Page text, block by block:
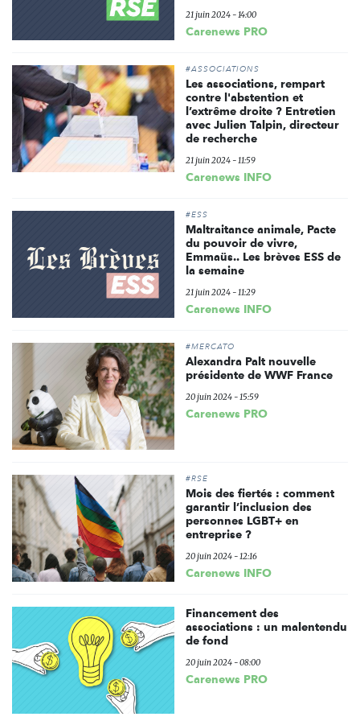
21 juin 2024 - 14:00
Carenews PRO
#ASSOCIATIONS
Les associations, rempart
contre l'abstention et
l’extrême droite ? Entretien
avec Julien Talpin, directeur
de recherche
21 juin 2024 - 11:59
Carenews INFO
#ESS
Maltraitance animale, Pacte
du pouvoir de vivre,
Emmaüs.. Les brèves ESS de
la semaine
21 juin 2024 - 11:29
Carenews INFO
#MERCATO
Alexandra Palt nouvelle
présidente de WWF France
20 juin 2024 - 15:59
Carenews PRO
#RSE
Mois des fiertés : comment
garantir l’inclusion des
personnes LGBT+ en
entreprise ?
20 juin 2024 - 12:16
Carenews INFO
Financement des
associations : un malentendu
de fond
20 juin 2024 - 08:00
Carenews PRO